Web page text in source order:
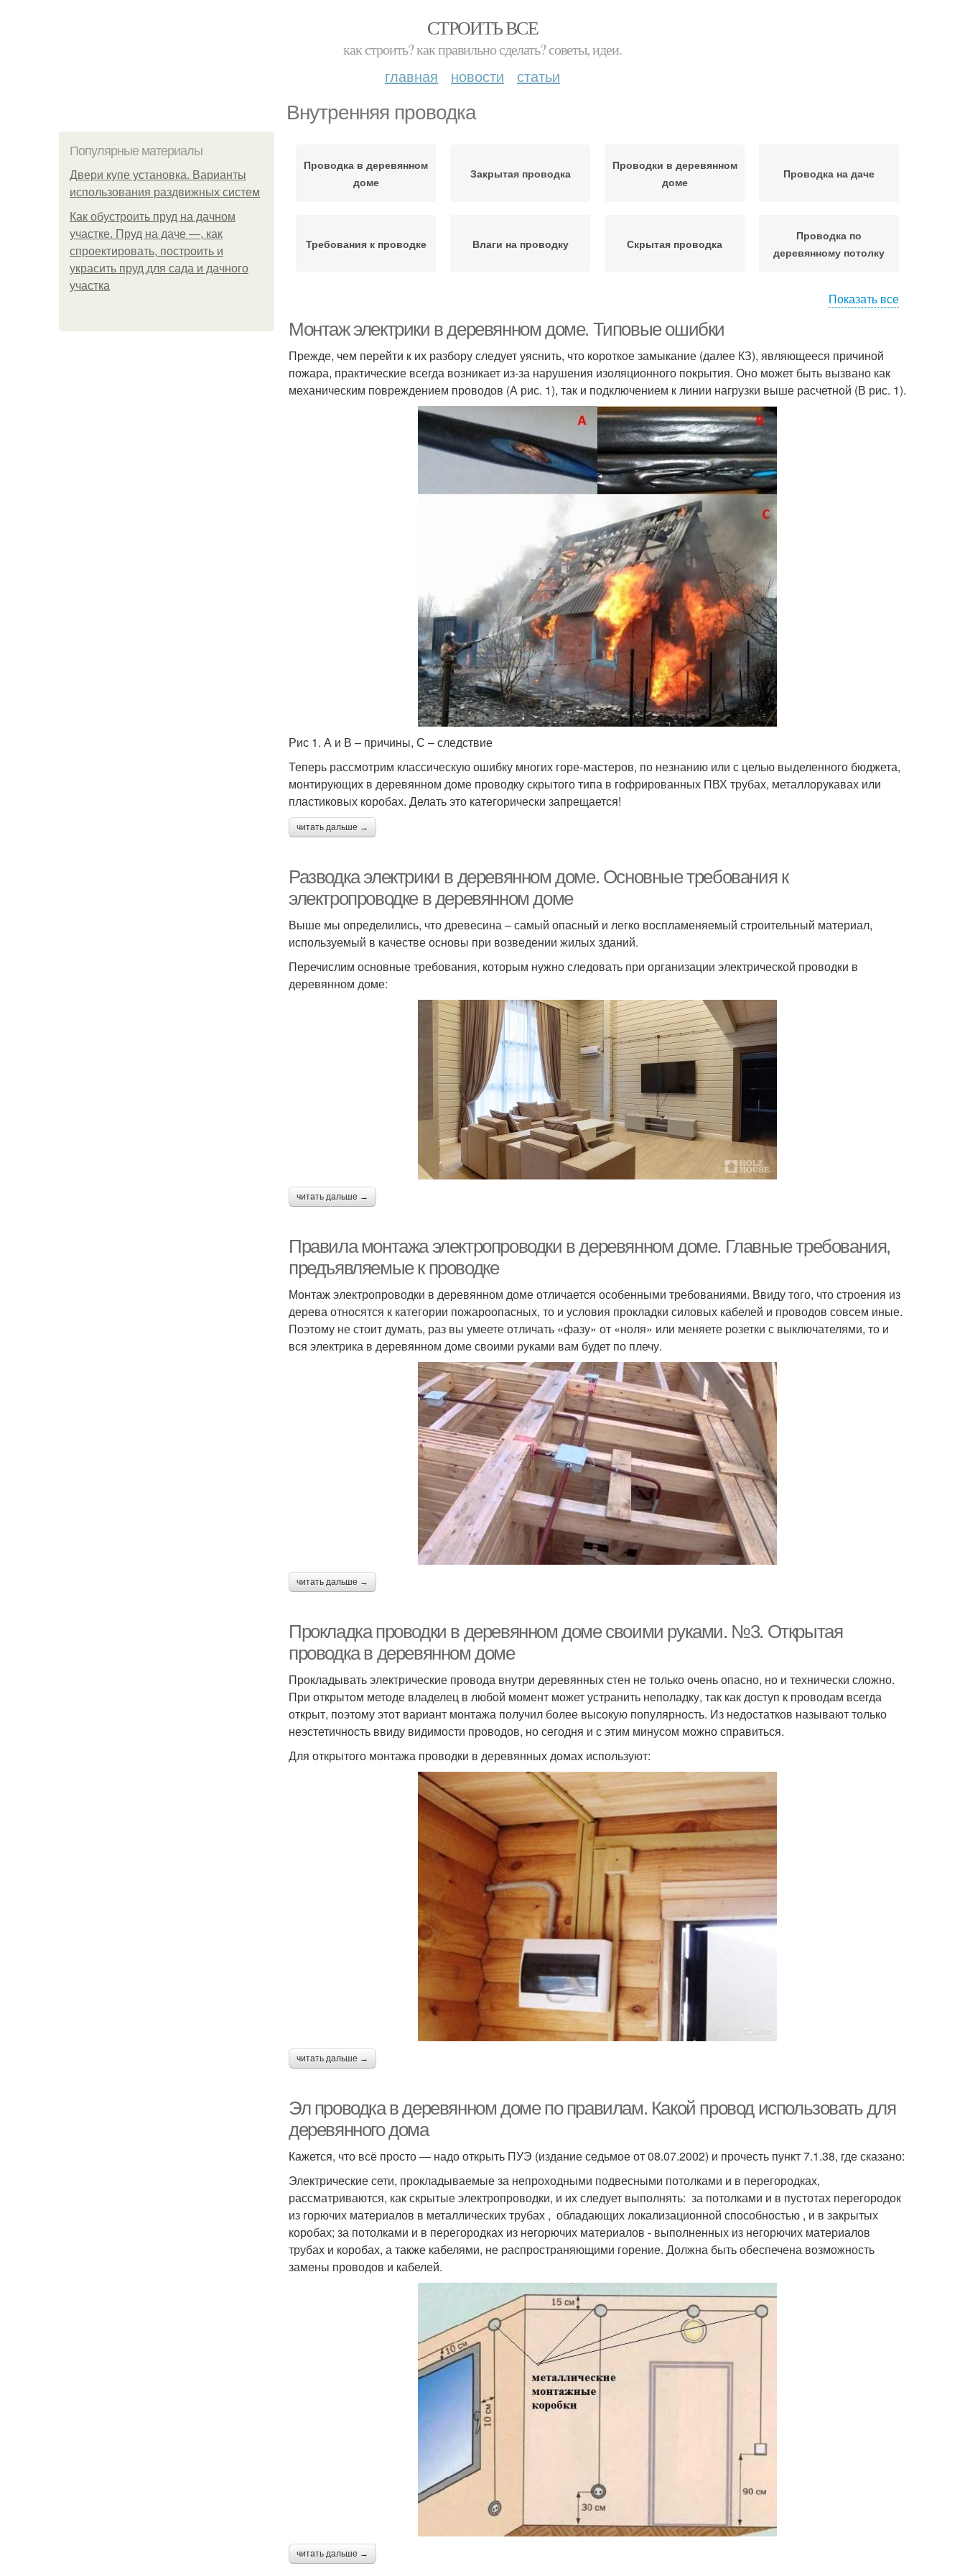
СТРОИТЬ ВСЕ
как строить? как правильно сделать? советы, идеи.
главная новости статьи
Внутренняя проводка
Популярные материалы
Двери купе установка. Варианты
использования раздвижных систем
Как обустроить пруд на дачном
участке. Пруд на даче —, как
спроектировать, построить и
украсить пруд для сада и дачного
участка
Проводка в деревянном
доме
Закрытая проводка
Проводки в деревянном
доме
Проводка на даче
Требования к проводке Влаги на проводку Скрытая проводка
Проводка по
деревянному потолку
Материалы для ретро
проводки
Показать все
Монтаж электрики в деревянном доме. Типовые ошибки
Прежде, чем перейти к их разбору следует уяснить, что короткое замыкание (далее КЗ), являющееся причиной
пожара, практические всегда возникает из-за нарушения изоляционного покрытия. Оно может быть вызвано как
механическим повреждением проводов (А рис. 1), так и подключением к линии нагрузки выше расчетной (В рис. 1).
Рис 1. А и В – причины, С – следствие
Теперь рассмотрим классическую ошибку многих горе-мастеров, по незнанию или с целью выделенного бюджета,
монтирующих в деревянном доме проводку скрытого типа в гофрированных ПВХ трубах, металлорукавах или
пластиковых коробах. Делать это категорически запрещается!
читать дальше →
Разводка электрики в деревянном доме. Основные требования к
электропроводке в деревянном доме
Выше мы определились, что древесина – самый опасный и легко воспламеняемый строительный материал,
используемый в качестве основы при возведении жилых зданий.
Перечислим основные требования, которым нужно следовать при организации электрической проводки в
деревянном доме:
читать дальше →
Правила монтажа электропроводки в деревянном доме. Главные требования,
предъявляемые к проводке
Монтаж электропроводки в деревянном доме отличается особенными требованиями. Ввиду того, что строения из
дерева относятся к категории пожароопасных, то и условия прокладки силовых кабелей и проводов совсем иные.
Поэтому не стоит думать, раз вы умеете отличать «фазу» от «ноля» или меняете розетки с выключателями, то и
вся электрика в деревянном доме своими руками вам будет по плечу.
читать дальше →
Прокладка проводки в деревянном доме своими руками. №3. Открытая
проводка в деревянном доме
Прокладывать электрические провода внутри деревянных стен не только очень опасно, но и технически сложно.
При открытом методе владелец в любой момент может устранить неполадку, так как доступ к проводам всегда
открыт, поэтому этот вариант монтажа получил более высокую популярность. Из недостатков называют только
неэстетичность ввиду видимости проводов, но сегодня и с этим минусом можно справиться.
Для открытого монтажа проводки в деревянных домах используют:
читать дальше →
Эл проводка в деревянном доме по правилам. Какой провод использовать для
деревянного дома
Кажется, что всё просто — надо открыть ПУЭ (издание седьмое от 08.07.2002) и прочесть пункт 7.1.38, где сказано:
Электрические сети, прокладываемые за непроходными подвесными потолками и в перегородках,
рассматриваются, как скрытые электропроводки, и их следует выполнять: за потолками и в пустотах перегородок
из горючих материалов в металлических трубах , обладающих локализационной способностью , и в закрытых
коробах; за потолками и в перегородках из негорючих материалов - выполненных из негорючих материалов
трубах и коробах, а также кабелями, не распространяющими горение. Должна быть обеспечена возможность
замены проводов и кабелей.
читать дальше →